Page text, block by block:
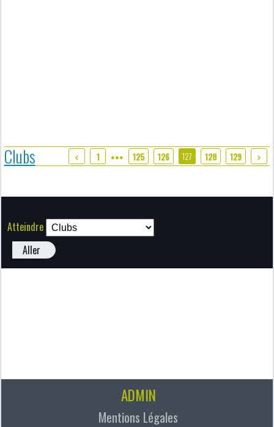
Clubs 1 ●●● 125 126 127 128 129
Atteindre
Aller
ADMIN
Mentions Légales